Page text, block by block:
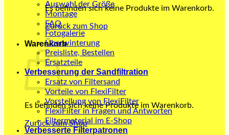
Es befinden sich keine Produkte im Warenkorb.
Zurück zum Shop
Warenkorb
Es befinden sich keine Produkte im Warenkorb.
Zurück zum Shop
Auswahl der Größe
Montage
FAQ
Fotogalerie
Überwinterung
Preisliste, Bestellen
Ersatzteile
Verbesserung der Sandfiltration
Ersatz von Filtersand
Vorteile von FlexiFilter
Vorstellung von FlexiFilter
FlexiFilter in Fragen und Antworten
Filtermaterial im E-Shop
Verbesserte Filterpatronen